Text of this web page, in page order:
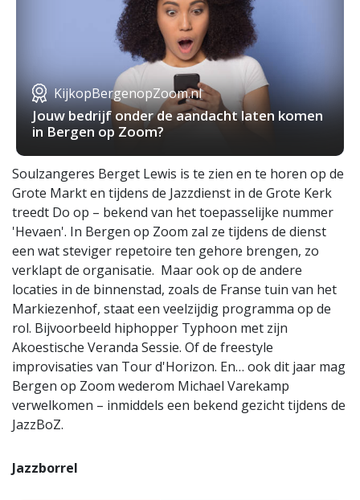
KijkopBergenopZoom.nl
Jouw bedrijf onder de aandacht laten komen
in Bergen op Zoom?
Soulzangeres Berget Lewis is te zien en te horen op de
Grote Markt en tijdens de Jazzdienst in de Grote Kerk
treedt Do op – bekend van het toepasselijke nummer
'Hevaen'. In Bergen op Zoom zal ze tijdens de dienst
een wat steviger repetoire ten gehore brengen, zo
verklapt de organisatie. Maar ook op de andere
locaties in de binnenstad, zoals de Franse tuin van het
Markiezenhof, staat een veelzijdig programma op de
rol. Bijvoorbeeld hiphopper Typhoon met zijn
Akoestische Veranda Sessie. Of de freestyle
improvisaties van Tour d'Horizon. En… ook dit jaar mag
Bergen op Zoom wederom Michael Varekamp
verwelkomen – inmiddels een bekend gezicht tijdens de
JazzBoZ.
Jazzborrel